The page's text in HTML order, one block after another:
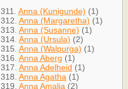
311. Anna (Kunigunde) (1)
312. Anna (Margaretha) (1)
313. Anna (Susanne) (1)
314. Anna (Ursula) (2)
315. Anna (Walpurga) (1)
316. Anna Aberg (1)
317. Anna Adelheid (1)
318. Anna Agatha (1)
319. Anna Amalia (2)